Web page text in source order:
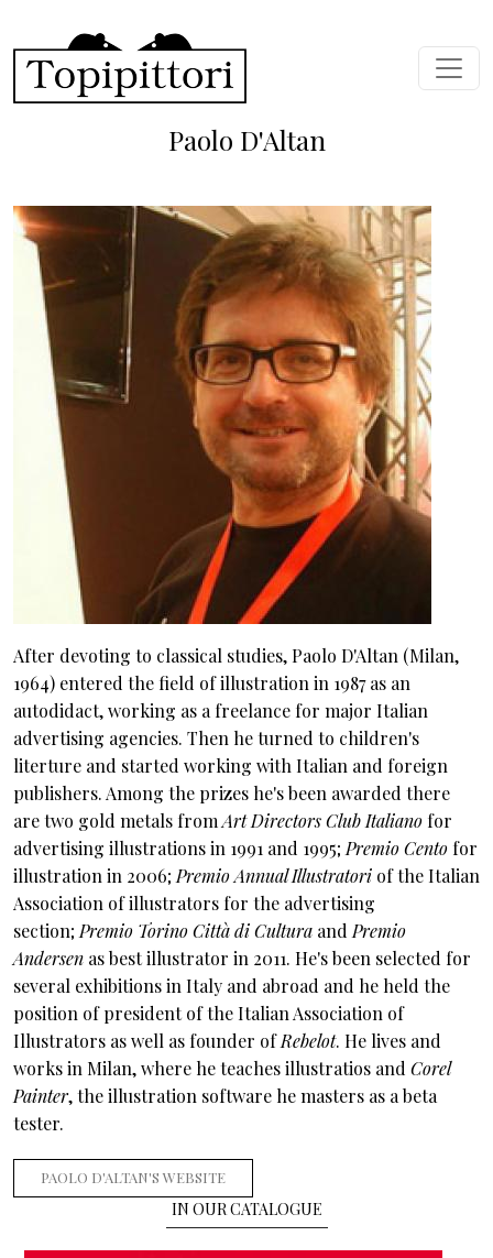
Paolo D'Altan
After devoting to classical studies, Paolo D'Altan (Milan,
1964) entered the field of illustration in 1987 as an
autodidact, working as a freelance for major Italian
advertising agencies. Then he turned to children's
literture and started working with Italian and foreign
publishers. Among the prizes he's been awarded there
are two gold metals from Art Directors Club Italiano for
advertising illustrations in 1991 and 1995; Premio Cento for
illustration in 2006; Premio Annual Illustratori of the Italian
Association of illustrators for the advertising
section; Premio Torino Città di Cultura and Premio
Andersen as best illustrator in 2011. He's been selected for
several exhibitions in Italy and abroad and he held the
position of president of the Italian Association of
Illustrators as well as founder ofRebelot. He lives and
works in Milan, where he teaches illustratios and Corel
Painter, the illustration software he masters as a beta
tester.
PAOLO D'ALTAN'S WEBSITE
IN OUR CATALOGUE